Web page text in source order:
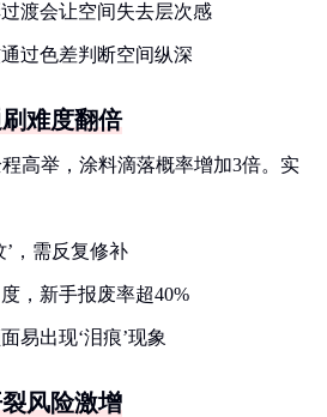
过渡会让空间失去层次感
通过色差判断空间纵深
难度翻倍
高举，涂料滴落概率增加3倍。实
’，需反复修补
，新手报废率超40%
易出现‘泪痕’现象
风险激增